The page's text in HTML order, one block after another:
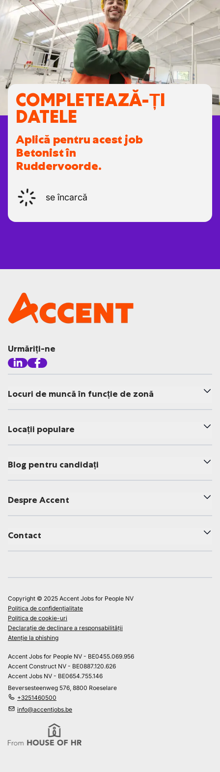
COMPLETEAZĂ-ȚI
DATELE
Aplică pentru acest job
Betonist în
Ruddervoorde.
se încarcă
Urmăriți-ne
Locuri de muncă în funcție de zonă
Locații populare
Blog pentru candidați
Despre Accent
Contact
Copyright © 2025 Accent Jobs for People NV
Politica de confidențialitate
Politica de cookie-uri
Declarație de declinare a responsabilității
Atenție la phishing
Accent Jobs for People NV - BE0455.069.956
Accent Construct NV - BE0887.120.626
Accent Jobs NV - BE0654.755.146
Beversesteenweg 576, 8800 Roeselare
+3251460500
info@accentjobs.be